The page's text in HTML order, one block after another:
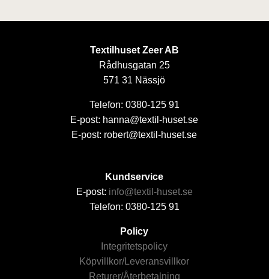
Textilhuset Zeer AB
Rådhusgatan 25
571 31 Nässjö
Telefon: 0380-125 91
E-post: hanna@textil-huset.se
E-post: robert@textil-huset.se
Kundservice
E-post: info@textil-huset.se
Telefon: 0380-125 91
Policy
Integritetspolicy
Köpvillkor/Leveransvillkor
Returer/Återbetalning